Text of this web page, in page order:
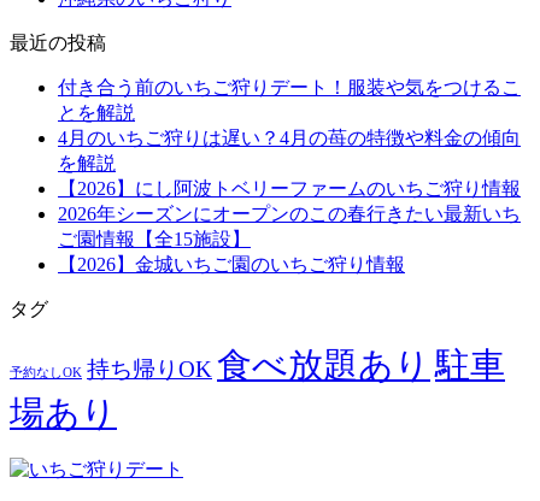
最近の投稿
付き合う前のいちご狩りデート！服装や気をつけるこ
とを解説
4月のいちご狩りは遅い？4月の苺の特徴や料金の傾向
を解説
【2026】にし阿波トベリーファームのいちご狩り情報
2026年シーズンにオープンのこの春行きたい最新いち
ご園情報【全15施設】
【2026】金城いちご園のいちご狩り情報
タグ
予約なしOK 持ち帰りOK食べ放題あり 駐車
場あり